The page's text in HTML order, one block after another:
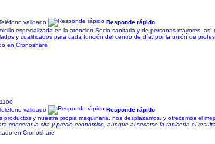
validado
Responde rápido
especializada en la atención Socio-sanitaria y de personas mayores,
y cualificados para cada función del centro de día, por la unión de
en Cronoshare
validado
Responde rápido
y nuestra propia maquinaria, nos desplazamos, y ofrecemos el
concetar la cita y precio económico, aunque al secarse la tapicería el
en Cronoshare